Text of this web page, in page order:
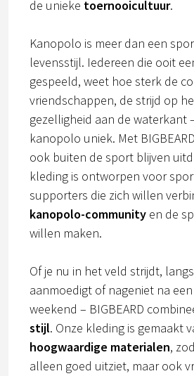
de unieke toernooicultuur.
Kanopolo is meer dan een
levensstijl. Iedereen die ooit
gespeeld, weet hoe sterk de
vriendschappen, de strijd op
gezelligheid aan de waterkant
kanopolo uniek. Met
ook buiten de sport blijven
kleding is ontworpen voor
supporters die zich willen
kanopolo-community en de
willen maken.
Of je nu in het veld strijdt,
aanmoedigt of nageniet na
weekend – BIGBEARD
stijl. Onze kleding is gemaakt
hoogwaardige materialen,
alleen goed uitziet, maar ook